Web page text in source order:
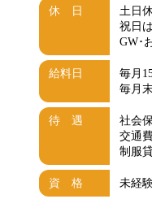
休 日
土日
祝日
GW･
給料日
毎月
毎月
待 遇
社会
交通
制服
資 格 未経